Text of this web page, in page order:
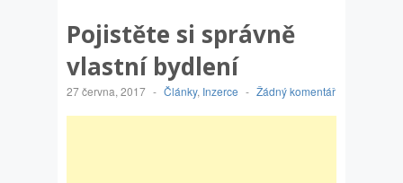
Pojistěte si správně
vlastní bydlení
27 června, 2017 - Články, Inzerce - Žádný komentář